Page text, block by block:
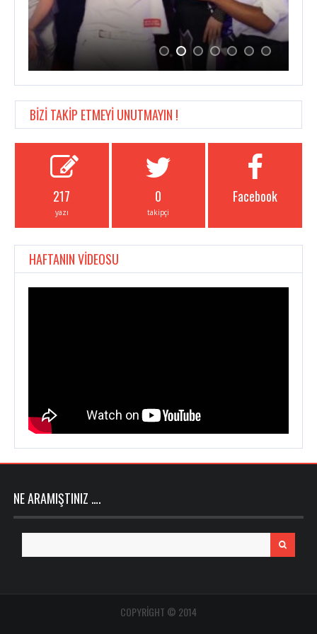
BİZİ TAKİP ETMEYİ UNUTMAYIN !
217
yazı
0
takipçi
Facebook
HAFTANIN VİDEOSU
NE ARAMIŞTINIZ ….
for:
COPYRIGHT © 2014